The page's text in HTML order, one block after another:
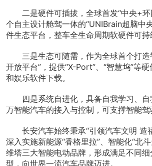
二是硬件可插拔，全球首发“中央+
个自主设计舱驾一体的“UNIBrain超脑中
件生态平台，整车全生命周期软硬件可
三是生态可随需，作为全球首个打
开放平台”，提供“X-Port”、“智慧坞”等
和娱乐软件下载。
四是系统自进化，具备自我学习、
万智能汽车的接入与控制，可支撑智能驾
长安汽车始终秉承“引领汽车文明
深入实施新能源“香格里拉”、智能化“北
维塔三大智能电动品牌，形成满足不同
型，向世界一流汽车品牌迈进。